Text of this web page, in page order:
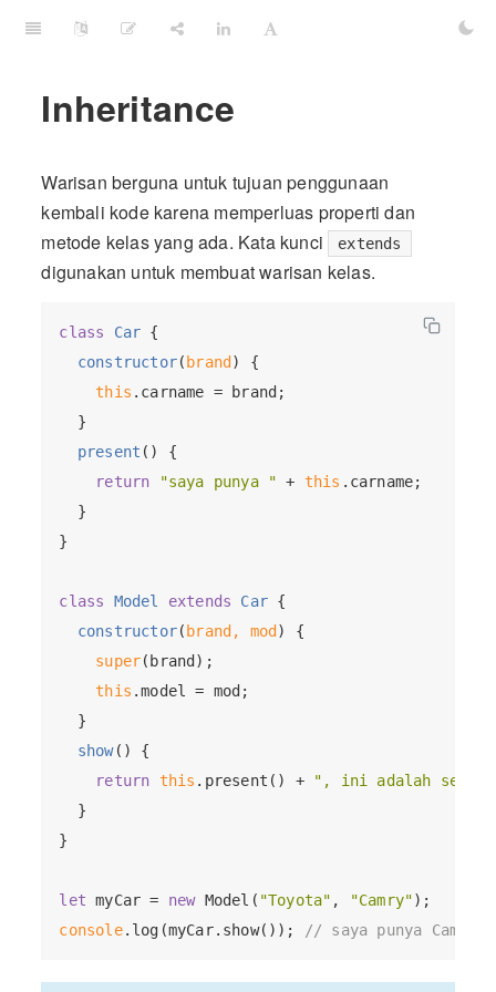
Inheritance
Warisan berguna untuk tujuan penggunaan
kembali kode karena memperluas properti dan
metode kelas yang ada. Kata kunci
extends
digunakan untuk membuat warisan kelas.
class Car {
constructor( brand )
{
this .carname = brand;
  }
present ( )
{
return
"saya punya " + this .carname;
  }
}
class Model extends Car {
constructor( brand, mod )
{
super(brand);
this .model = mod;
  }
show( )
{
return this .present() +
", ini adalah
  }
}
let myCar = new Model( "Toyota" , "Camry"
console.log(myCar.show()); // saya punya